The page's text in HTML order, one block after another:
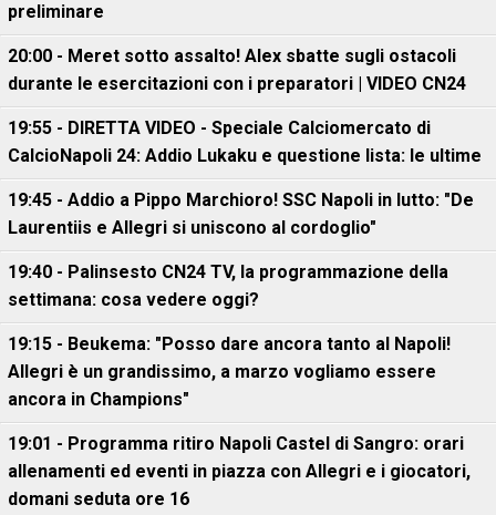
preliminare
20:00 - Meret sotto assalto! Alex sbatte sugli ostacoli
durante le esercitazioni con i preparatori | VIDEO CN24
19:55 - DIRETTA VIDEO - Speciale Calciomercato di
CalcioNapoli 24: Addio Lukaku e questione lista: le ultime
19:45 - Addio a Pippo Marchioro! SSC Napoli in lutto: "De
Laurentiis e Allegri si uniscono al cordoglio"
19:40 - Palinsesto CN24 TV, la programmazione della
settimana: cosa vedere oggi?
19:15 - Beukema: "Posso dare ancora tanto al Napoli!
Allegri è un grandissimo, a marzo vogliamo essere
ancora in Champions"
19:01 - Programma ritiro Napoli Castel di Sangro: orari
allenamenti ed eventi in piazza con Allegri e i giocatori,
domani seduta ore 16